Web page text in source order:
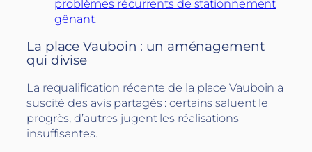
problèmes récurrents de stationnement
gênant.
La place Vauboin : un aménagement
qui divise
La requalification récente de la place Vauboin a
suscité des avis partagés : certains saluent le
progrès, d’autres jugent les réalisations
insuffisantes.